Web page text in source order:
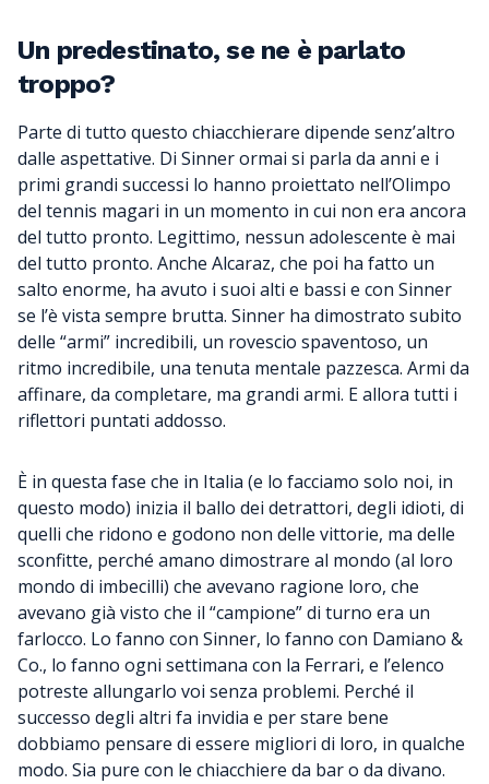
Un predestinato, se ne è parlato
troppo?
Parte di tutto questo chiacchierare dipende senz’altro
dalle aspettative. Di Sinner ormai si parla da anni e i
primi grandi successi lo hanno proiettato nell’Olimpo
del tennis magari in un momento in cui non era ancora
del tutto pronto. Legittimo, nessun adolescente è mai
del tutto pronto. Anche Alcaraz, che poi ha fatto un
salto enorme, ha avuto i suoi alti e bassi e con Sinner
se l’è vista sempre brutta. Sinner ha dimostrato subito
delle “armi” incredibili, un rovescio spaventoso, un
ritmo incredibile, una tenuta mentale pazzesca. Armi da
affinare, da completare, ma grandi armi. E allora tutti i
riflettori puntati addosso.
È in questa fase che in Italia (e lo facciamo solo noi, in
questo modo) inizia il ballo dei detrattori, degli idioti, di
quelli che ridono e godono non delle vittorie, ma delle
sconfitte, perché amano dimostrare al mondo (al loro
mondo di imbecilli) che avevano ragione loro, che
avevano già visto che il “campione” di turno era un
farlocco. Lo fanno con Sinner, lo fanno con Damiano &
Co., lo fanno ogni settimana con la Ferrari, e l’elenco
potreste allungarlo voi senza problemi. Perché il
successo degli altri fa invidia e per stare bene
dobbiamo pensare di essere migliori di loro, in qualche
modo. Sia pure con le chiacchiere da bar o da divano.